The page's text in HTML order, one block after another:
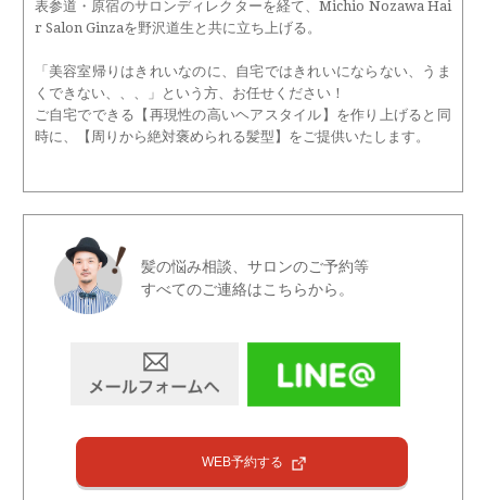
表参道・原宿のサロンディレクターを経て、Michio Nozawa Hai
r Salon Ginzaを野沢道生と共に立ち上げる。
「美容室帰りはきれいなのに、自宅ではきれいにならない、うま
くできない、、、」という方、お任せください！
ご自宅でできる【再現性の高いヘアスタイル】を作り上げると同
時に、【周りから絶対褒められる髪型】をご提供いたします。
髪の悩み相談、サロンのご予約等
すべてのご連絡はこちらから。
WEB予約する